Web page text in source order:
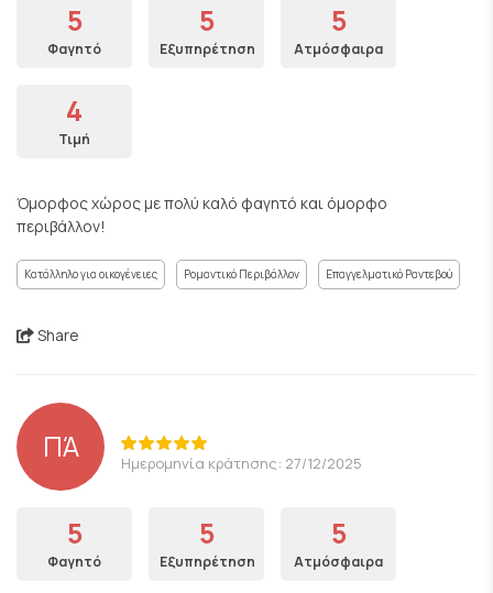
5
Φαγητό
5
Εξυπηρέτηση
5
Ατμόσφαιρα
4
Τιμή
Όμορφος χώρος με πολύ καλό φαγητό και όμορφο
περιβάλλον!
Κατάλληλο για οικογένειες Ρομαντικό Περιβάλλον Επαγγελματικό Ραντεβού
Share
ΠΆ Ημερομηνία κράτησης: 27/12/2025
5
Φαγητό
5
Εξυπηρέτηση
5
Ατμόσφαιρα